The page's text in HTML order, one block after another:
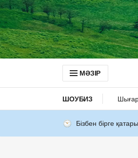
МӘЗІР
ШОУБИЗ
Бізбен бірге